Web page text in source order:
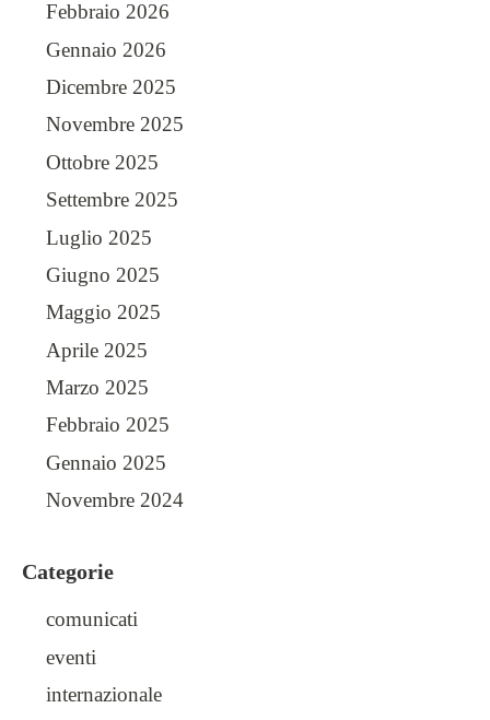
Febbraio 2026
Gennaio 2026
Dicembre 2025
Novembre 2025
Ottobre 2025
Settembre 2025
Luglio 2025
Giugno 2025
Maggio 2025
Aprile 2025
Marzo 2025
Febbraio 2025
Gennaio 2025
Novembre 2024
Categorie
comunicati
eventi
internazionale